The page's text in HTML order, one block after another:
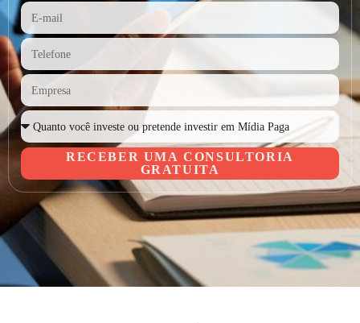
RECEBER UMA CONSULTORIA
GRATUITA